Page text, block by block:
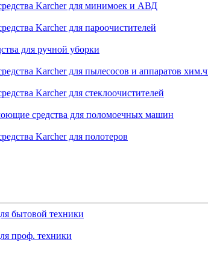
Karcher для минимоек и АВД
Karcher для пароочистителей
для ручной уборки
Karcher для пылесосов и аппаратов
Karcher для стеклоочистителей
средства для поломоечных машин
Karcher для полотеров
бытовой техники
проф. техники